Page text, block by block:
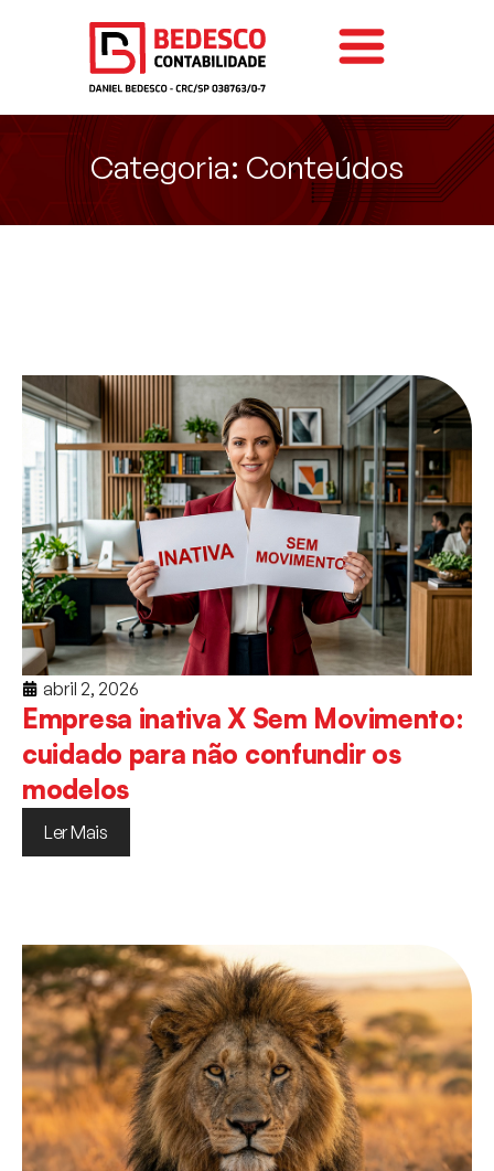
Categoria: Conteúdos
abril 2, 2026
Empresa inativa X Sem Movimento:
cuidado para não confundir os
modelos
Ler Mais